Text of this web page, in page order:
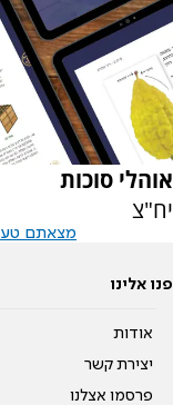
אוהלי סוכות
יח"צ
מצאתם
פנו אלינו
אודות
יצירת קשר
פרסמו אצלנו